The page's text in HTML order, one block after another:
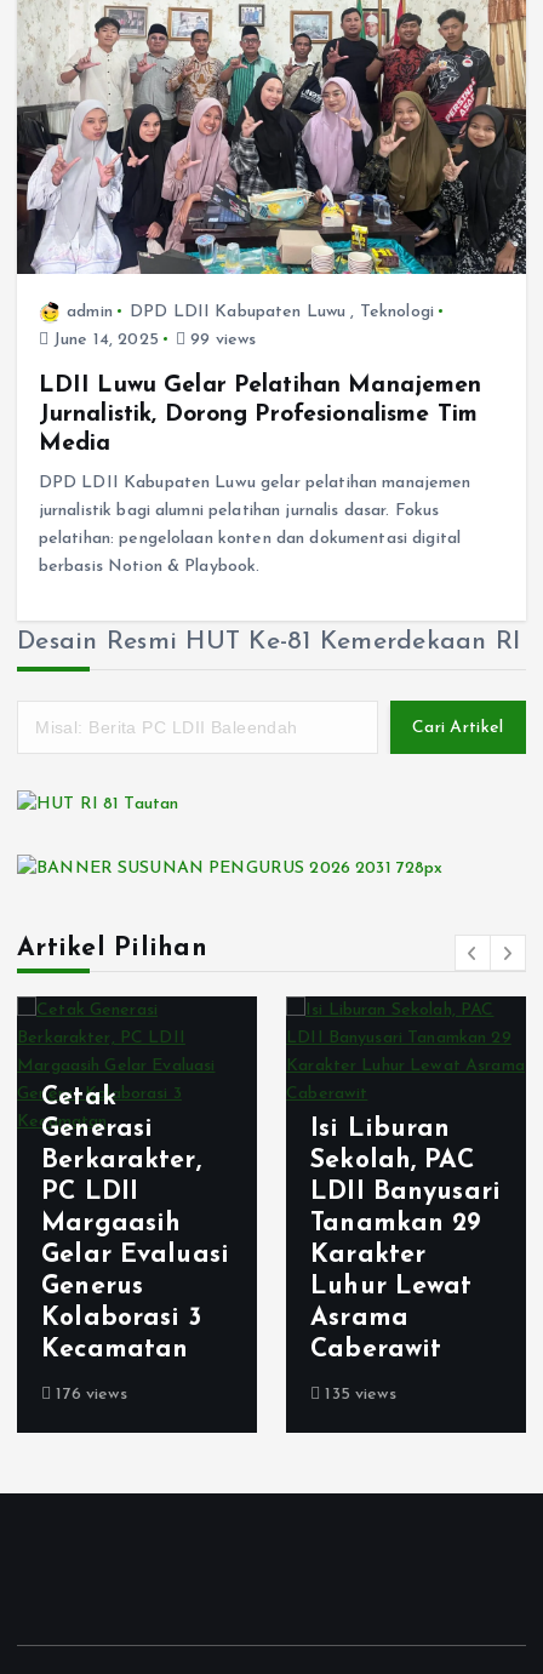
admin DPD LDII Kabupaten Luwu , Teknologi
June 14, 2025
99 views
LDII Luwu Gelar Pelatihan Manajemen
Jurnalistik, Dorong Profesionalisme Tim
Media
DPD LDII Kabupaten Luwu gelar pelatihan manajemen
jurnalistik bagi alumni pelatihan jurnalis dasar. Fokus
pelatihan: pengelolaan konten dan dokumentasi digital
berbasis Notion & Playbook.
Desain Resmi HUT Ke-81 Kemerdekaan RI
Cari Artikel
Artikel Pilihan
Cetak
Generasi
Berkarakter,
PC LDII
Margaasih
Gelar Evaluasi
Generus
Kolaborasi 3
Kecamatan
176 views
Isi Liburan
Sekolah, PAC
LDII Banyusari
Tanamkan 29
Karakter
Luhur Lewat
Asrama
Caberawit
135 views